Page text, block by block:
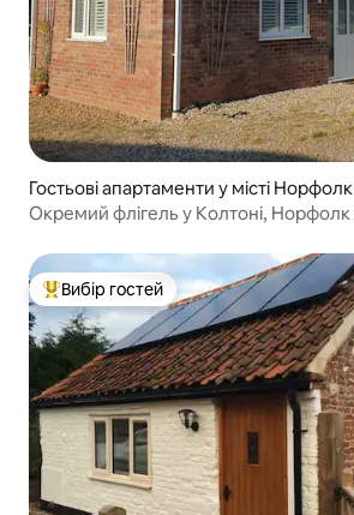
Гостьові апартаменти у місті Норфолк
Окремий флігель у Колтоні, Норфолк
Топ вибір гостей
Вибір гостей